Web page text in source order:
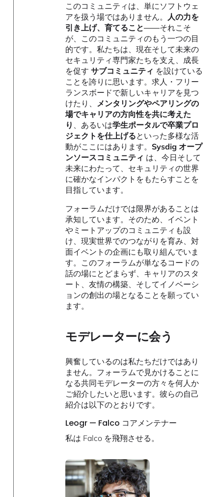
このコミュニティは、単にソフトウェ
アを扱う場ではありません。
人の力を
引き上げ、育てること――それこそ
が、このコミュニティのもう一つの目
的です。私たちは、現在そして未来の
セキュリティ専門家たちを支え、成長
を促すサブコミュニティ を設けている
ことを誇りに思います。求人・フリー
ランスボードで新しいキャリアを見つ
けたり、
メンタリングやペアリングの
場でキャリアの方向性を共に考えた
り
、あるいは学生ポータルで卒業プロ
ジェクトを仕上げるといった多様な活
動がここにはあります。Sysdig オープ
ンソースコミュニティ は、今日そして
未来にわたって、セキュリティの世界
に確かなインパクトをもたらすことを
目指しています。
フォーラムだけでは限界があることは
承知しています。そのため、イベント
やミートアップのコミュニティも設
け、現実世界でのつながりを育み、対
面イベントの企画にも取り組んでいま
す。このフォーラムが単なるコードの
話の場にとどまらず、キャリアのスタ
ート、友情の構築、そしてイノベーシ
ョンの創出の場となることを願ってい
ます。
モデレーターに会う
興奮しているのは私たちだけではあり
ません。フォーラムで見かけることに
なる共同モデレーターの方々を何人か
ご紹介したいと思います。彼らの自己
紹介は以下のとおりです。
Leogr — Falco コアメンテナー
私は Falco を飛翔させる。